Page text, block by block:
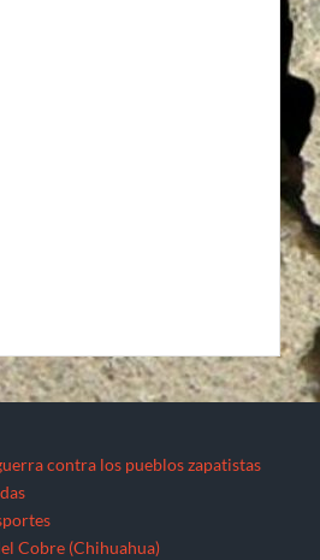
contra los pueblos zapatistas
Cobre (Chihuahua)